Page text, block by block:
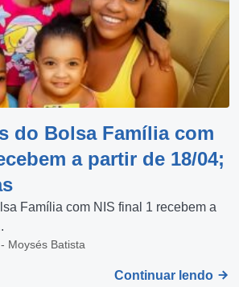
do Bolsa Família com
a partir de 18/04;
Família com NIS final 1 recebem a
Moysés Batista
Continuar lendo